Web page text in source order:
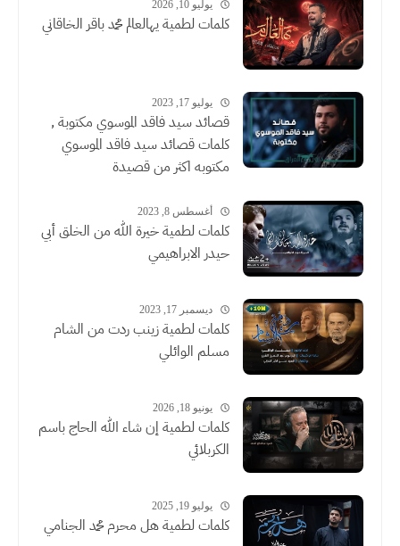
يوليو 10, 2026
كلمات لطمية يهالعالم محمد باقر الخاقاني
يوليو 17, 2023
قصائد سيد فاقد الموسوي مكتوبة ,
كلمات قصائد سيد فاقد الموسوي
مكتوبه اكثر من قصيدة
أغسطس 8, 2023
كلمات لطمية خيرة الله من الخلق أبي
حيدر الابراهيمي
ديسمبر 17, 2023
كلمات لطمية زينب ردت من الشام
مسلم الوائلي
يونيو 18, 2026
كلمات لطمية إن شاء الله الحاج باسم
الكربلائي
يوليو 19, 2025
كلمات لطمية هل محرم محمد الجنامي